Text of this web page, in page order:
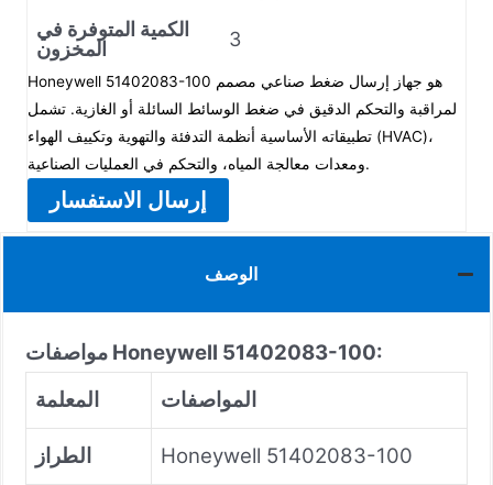
الكمية المتوفرة في
المخزون
3
Honeywell 51402083-100 هو جهاز إرسال ضغط صناعي مصمم
لمراقبة والتحكم الدقيق في ضغط الوسائط السائلة أو الغازية. تشمل
تطبيقاته الأساسية أنظمة التدفئة والتهوية وتكييف الهواء (HVAC)،
ومعدات معالجة المياه، والتحكم في العمليات الصناعية.
إرسال الاستفسار
الوصف
مواصفات Honeywell 51402083-100:
المعلمة
المواصفات
الطراز Honeywell 51402083-100